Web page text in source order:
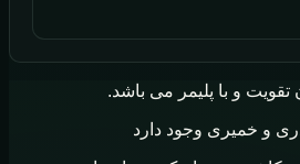
و با پلیمر می باشد.
و خمیری وجود دارد